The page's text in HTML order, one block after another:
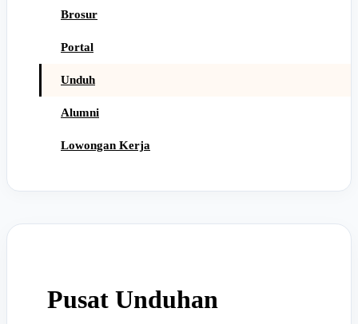
Brosur
Portal
Unduh
Alumni
Lowongan Kerja
Pusat Unduhan